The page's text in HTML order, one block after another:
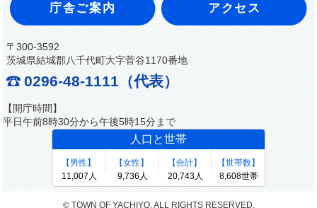
庁舎ご案内 アクセス
〒300-3592
茨城県結城郡八千代町大字菅谷1170番地
0296-48-1111（代表）
【開庁時間】
平日午前8時30分から午後5時15分まで
© TOWN OF YACHIYO. ALL RIGHTS RESERVED.